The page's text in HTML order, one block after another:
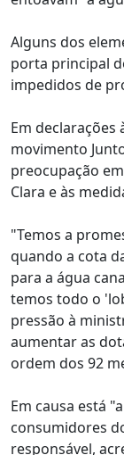
Alguns dos
porta principal
impedidos de
Em declarações
movimento
preocupação
Clara e às
"Temos a
quando a cota
para a água
temos todo o
pressão à
aumentar as
ordem dos 92
Em causa está
consumidores
responsável,